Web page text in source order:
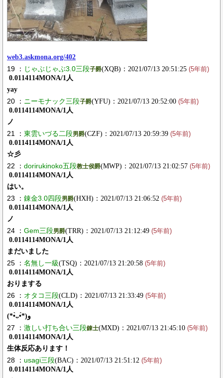
web3.askmona.org/402
19 ： じゃぶじゃぶ3.0三段子爵(XQB)：2021/07/13 20:51:25 (5年前)
0.0114114MONA/1人
yay
20 ： ニーモナック三段子爵(YFU)：2021/07/13 20:52:00 (5年前)
0.0114114MONA/1人
ノ
21 ： 東雲いづる二段男爵(CZF)：2021/07/13 20:59:39 (5年前)
0.0114114MONA/1人
☆彡
22 ： dorirukinoko五段教士侯爵(MWP)：2021/07/13 21:02:57 (5年前)
0.0114114MONA/1人
はい。
23 ： 錬金3.0四段男爵(HXH)：2021/07/13 21:06:52 (5年前)
0.0114114MONA/1人
ノ
24 ： Gem三段男爵(TRR)：2021/07/13 21:12:49 (5年前)
0.0114114MONA/1人
まだいました
25 ： 名無し一級(TSQ)：2021/07/13 21:20:58 (5年前)
0.0114114MONA/1人
おりまする
26 ： オタコ三段(CLD)：2021/07/13 21:33:49 (5年前)
0.0114114MONA/1人
(*•̀ᴗ•́*)و
27 ： 激しい打ち合い三段錬士(MXD)：2021/07/13 21:45:10 (5年前)
0.0114114MONA/1人
生体反応あります！
28 ： usagi三段(BAC)：2021/07/13 21:51:12 (5年前)
0.0114114MONA/1人